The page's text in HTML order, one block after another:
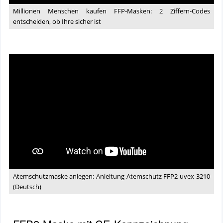
entscheiden,
ob
Millionen Menschen kaufen FFP-Masken: 2 Ziffern-Codes
entscheiden, ob Ihre sicher ist
Atemschutzmaske anlegen: Anleitung Atemschutz FFP2 uvex 3210
(Deutsch)